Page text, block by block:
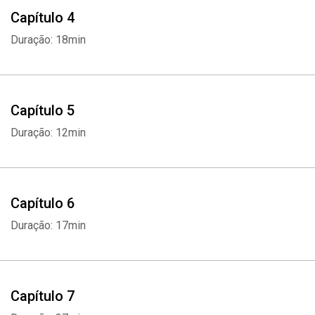
Capítulo 4
Duração: 18min
Capítulo 5
Duração: 12min
Capítulo 6
Duração: 17min
Capítulo 7